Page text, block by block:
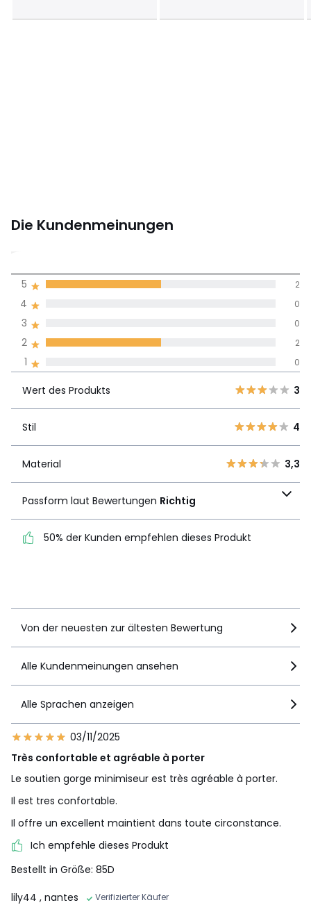
Die Kundenmeinungen
3,5
4
Wert des
4
3,3
Bewertungen
50% der Kunden
1 0
2 2
3 0
4 0
5 2
Wert des Produkts 3
Stil 4
Material 3,3
Passform laut Bewertungen Richtig
50% der Kunden empfehlen dieses Produkt
Von der neuesten zur ältesten Bewertung
Alle Kundenmeinungen ansehen
Alle Sprachen anzeigen
03/11/2025
Très confortable et agréable à porter
Le soutien gorge minimiseur est très agréable à porter.
Il est tres confortable.
Il offre un excellent maintient dans toute circonstance.
Ich empfehle dieses Produkt
Bestellt in Größe: 85D
lily44 , nantes Verifizierter Käufer